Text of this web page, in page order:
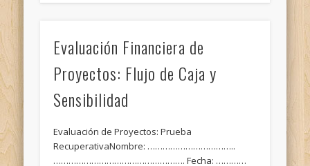
Evaluación Financiera de
Proyectos: Flujo de Caja y
Sensibilidad
Evaluación de Proyectos: Prueba
RecuperativaNombre: ……………………………..
……………………………………………. Fecha: …………